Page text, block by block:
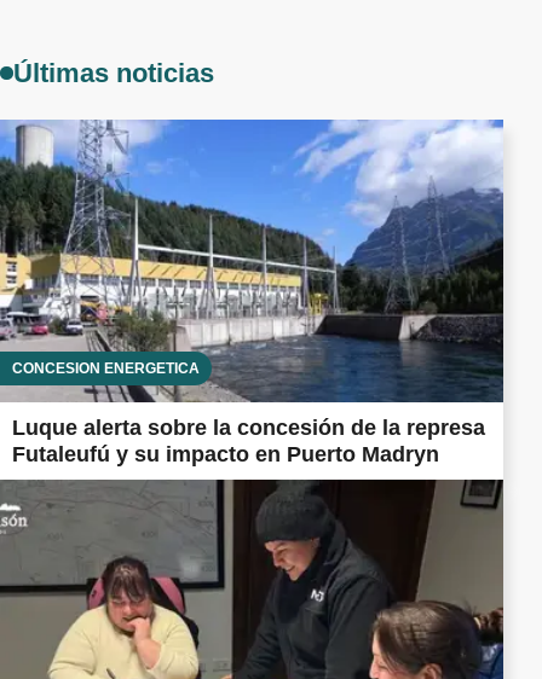
Últimas noticias
CONCESIÓN ENERGÉTICA
Luque alerta sobre la concesión de la represa
Futaleufú y su impacto en Puerto Madryn